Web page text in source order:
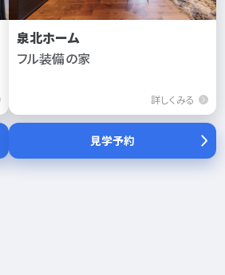
泉北ホーム
フル装備の家
詳しくみる
見学予約